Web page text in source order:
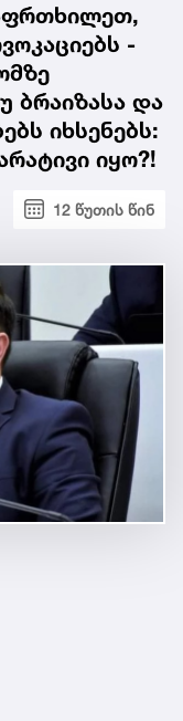
-
ბრაიზასა და
იხსენებს:
იყო?!
12 წუთის წინ